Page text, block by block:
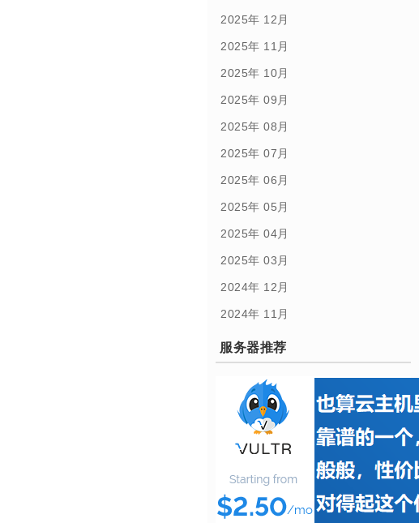
2025年 12月
2025年 11月
2025年 10月
2025年 09月
2025年 08月
2025年 07月
2025年 06月
2025年 05月
2025年 04月
2025年 03月
2024年 12月
2024年 11月
服务器推荐